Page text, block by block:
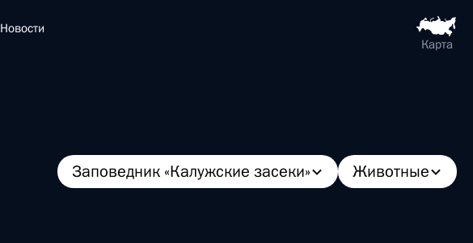
Новости
Карта
Заповедник «Калужские засеки» Животные